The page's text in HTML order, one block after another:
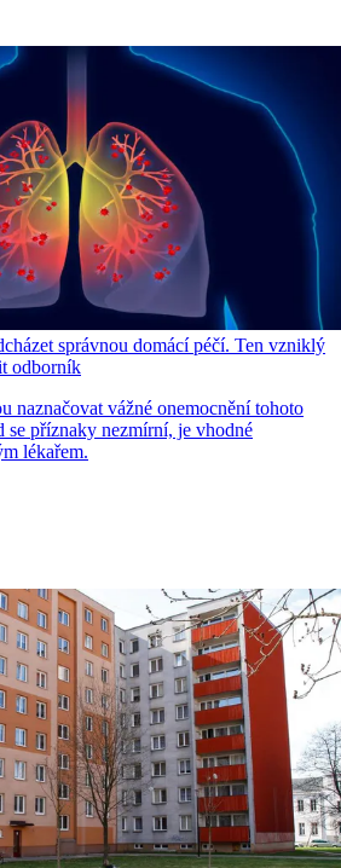
správnou domácí péčí. Ten vzniklý
odborník
naznačovat vážné onemocnění tohoto
se příznaky nezmírní, je vhodné
lékařem.